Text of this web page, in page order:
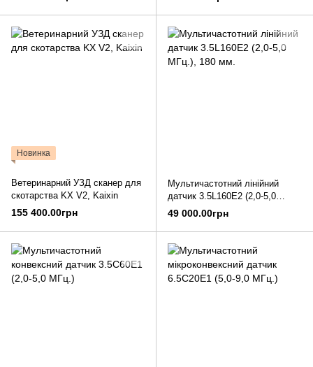
Новинка
Ветеринарний УЗД сканер для
скотарства KX V2, Kaixin
155 400.00грн
Мультичастотний лінійний
датчик 3.5L160E2 (2,0-5,0
МГц.), 180 мм.
49 000.00грн